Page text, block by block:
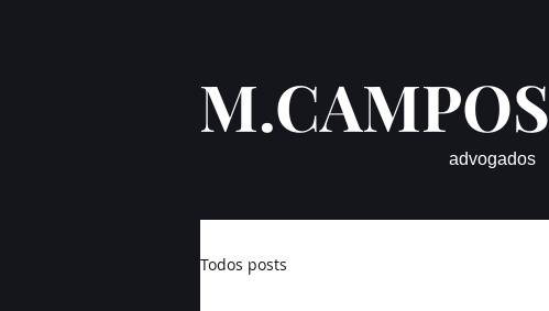
M.CAMPOS
advogados
Todos posts